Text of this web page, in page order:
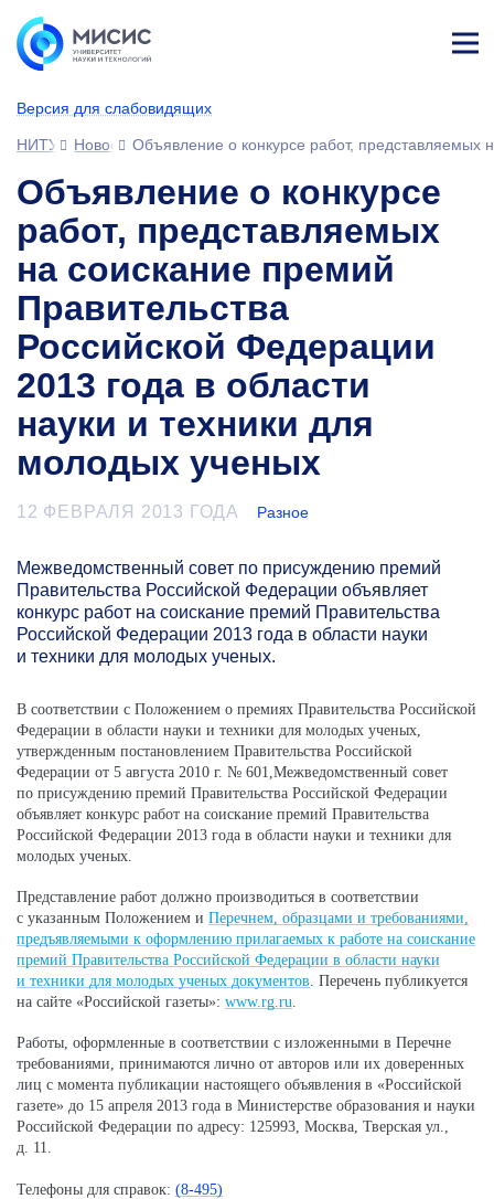
Версия для слабовидящих
ине
НИТУ МИСИС
НовостиОбъявление о конкурсе работ, представляемых
Объявление о конкурсе
работ, представляемых
на соискание премий
Правительства
Российской Федерации
2013 года в области
науки и техники для
молодых ученых
12 ФЕВРАЛЯ 2013 ГОДА Разное
Межведомственный совет по присуждению премий
Правительства Российской Федерации объявляет
конкурс работ на соискание премий Правительства
Российской Федерации 2013 года в области науки
и техники для молодых ученых.
В соответствии с Положением о премиях Правительства Российской
Федерации в области науки и техники для молодых ученых,
утвержденным постановлением Правительства Российской
Федерации от 5 августа 2010 г. № 601,Межведомственный совет
по присуждению премий Правительства Российской Федерации
объявляет конкурс работ на соискание премий Правительства
Российской Федерации 2013 года в области науки и техники для
молодых ученых.
Представление работ должно производиться в соответствии
с указанным Положением и Перечнем, образцами и требованиями,
предъявляемыми к оформлению прилагаемых к работе на соискание
премий Правительства Российской Федерации в области науки
и техники для молодых ученых документов. Перечень публикуется
на сайте «Российской газеты»: www.rg.ru.
Работы, оформленные в соответствии с изложенными в Перечне
требованиями, принимаются лично от авторов или их доверенных
лиц с момента публикации настоящего объявления в «Российской
газете» до 15 апреля 2013 года в Министерстве образования и науки
Российской Федерации по адресу: 125993, Москва, Тверская ул.,
д. 11.
Телефоны для справок: (8-495)